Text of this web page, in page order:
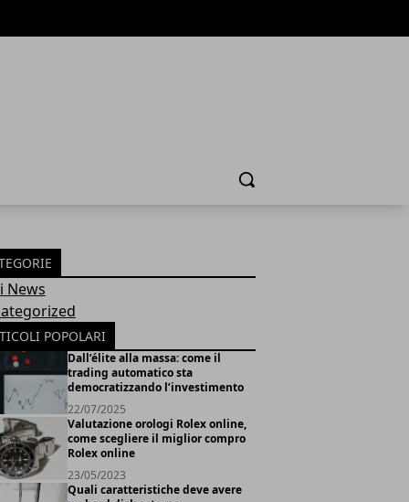
Cerca
News
POPOLARI
Dall’élite alla massa: come il
trading automatico sta
democratizzando l’investimento
22/07/2025
Valutazione orologi Rolex online,
come scegliere il miglior compro
Rolex online
23/05/2023
Quali caratteristiche deve avere